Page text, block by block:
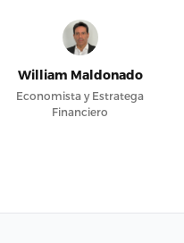
William Maldonado
Economista y Estratega
Financiero